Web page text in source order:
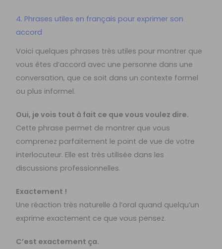
4. Phrases utiles en français pour exprimer son
accord
Voici quelques phrases très utiles pour montrer que
vous êtes d’accord avec une personne dans une
conversation, que ce soit dans un contexte formel
ou plus informel.
Oui, je vois tout à fait ce que vous voulez dire.
Cette phrase permet de montrer que vous
comprenez parfaitement le point de vue de votre
interlocuteur. Elle est très utilisée dans les
discussions professionnelles.
Exactement !
Une réaction très naturelle à l’oral quand quelqu’un
exprime exactement ce que vous pensez.
C’est exactement ça.